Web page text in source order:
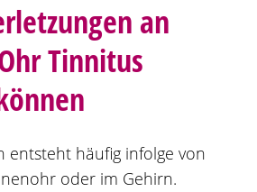
an
Tinnitus
entsteht häufig infolge von
oder im Gehirn.